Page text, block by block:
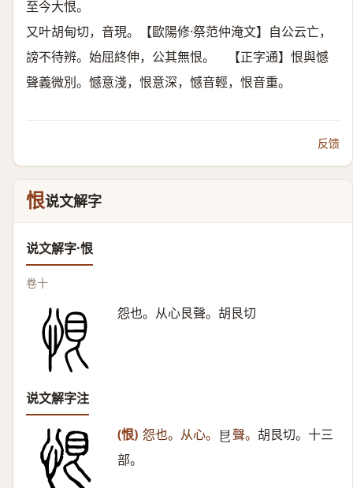
至今大恨。
又叶胡甸切，音現。【歐陽修·祭范仲淹文】自公云亡，
謗不待辨。始屈終伸，公其無恨。 【正字通】恨與憾
聲義微別。憾意淺，恨意深，憾音輕，恨音重。
反馈
恨说文解字
说文解字·恨
卷十
怨也。从心艮聲。胡艮切
说文解字注
(恨) 怨也。从心。 𥃩 聲。 胡艮切。十三
部。